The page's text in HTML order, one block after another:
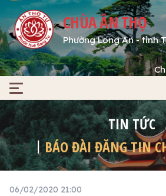
CHÙA ÂN THỌ
Phường Long An - tỉnh
TIN TỨC
BÁO ĐÀI ĐĂNG TIN
06/02/2020 21:00